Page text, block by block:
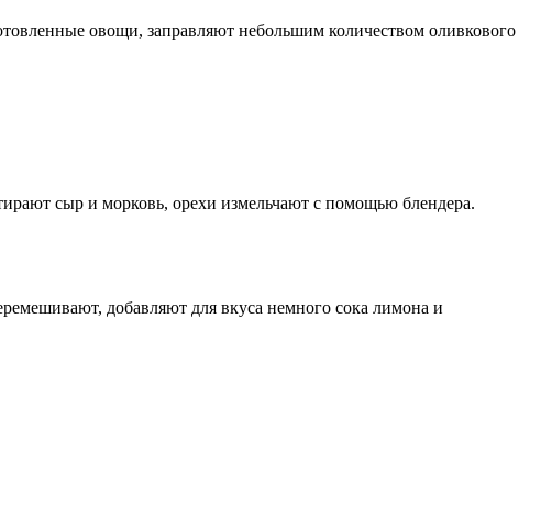
овощи, заправляют небольшим количеством оливкового
сыр и морковь, орехи измельчают с помощью блендера.
добавляют для вкуса немного сока лимона и